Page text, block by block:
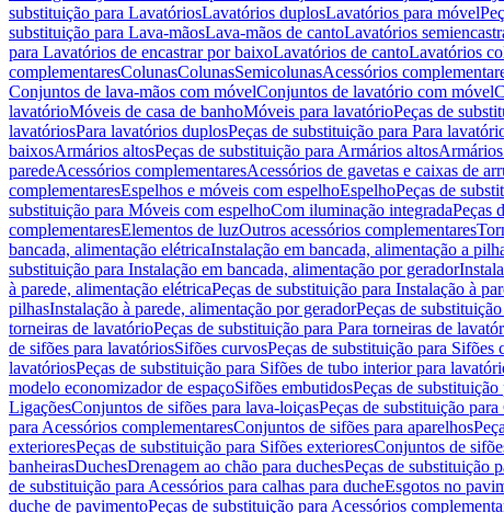
substituição para LavatóriosLavatórios duplosLavatórios para móvel
substituição para Lava-mãosLava-mãos de cantoLavatórios
para Lavatórios de encastrar por baixoLavatórios de cantoLavatórios
complementaresColunasColunasSemicolunasAcessórios
Conjuntos de lava-mãos com móvelConjuntos de lavatório com móvel
lavatórioMóveis de casa de banhoMóveis para lavatórioPeças de
lavatóriosPara lavatórios duplosPeças de substituição para Para
baixosArmários altosPeças de substituição para Armários altos
paredeAcessórios complementaresAcessórios de gavetas e caixas de
complementaresEspelhos e móveis com espelhoEspelhoPeças de
substituição para Móveis com espelhoCom iluminação integradaPeças
complementaresElementos de luzOutros acessórios complementares
bancada, alimentação elétricaInstalação em bancada, alimentação a
substituição para Instalação em bancada, alimentação por gerador
à parede, alimentação elétricaPeças de substituição para Instalação à
pilhasInstalação à parede, alimentação por geradorPeças de
torneiras de lavatórioPeças de substituição para Para torneiras de
de sifões para lavatóriosSifões curvosPeças de substituição para Sifões
lavatóriosPeças de substituição para Sifões de tubo interior para
modelo economizador de espaçoSifões embutidosPeças de
LigaçõesConjuntos de sifões para lava-loiçasPeças de substituição
para Acessórios complementaresConjuntos de sifões para aparelhos
exterioresPeças de substituição para Sifões exterioresConjuntos de
banheirasDuchesDrenagem ao chão para duchesPeças de substituição
de substituição para Acessórios para calhas para ducheEsgotos no
duche de pavimentoPeças de substituição para Acessórios